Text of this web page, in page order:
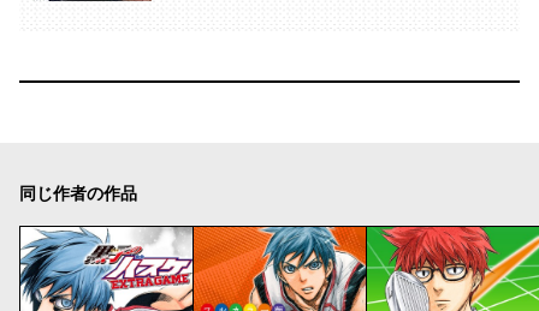
同じ作者の作品